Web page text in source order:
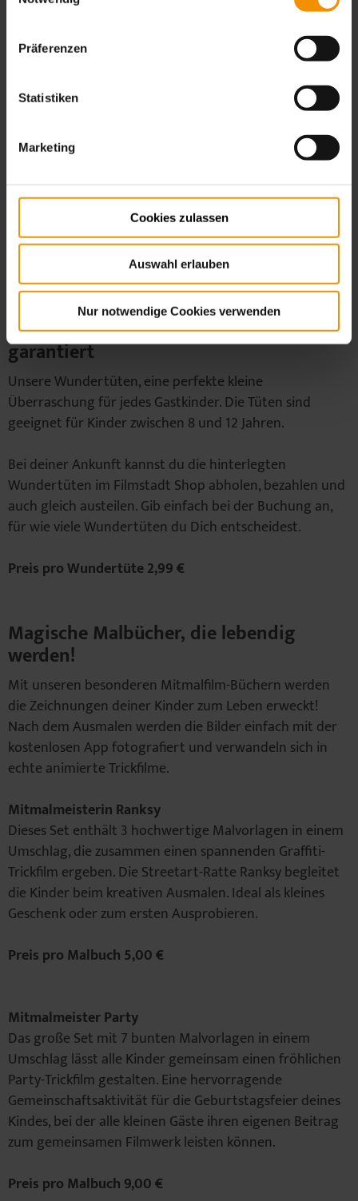
Präferenzen
Statistiken
Marketing
Cookies zulassen
Auswahl erlauben
Nur notwendige Cookies verwenden
einfach zum Kindergeburtstags-Special
Benötigst du noch Gastgeschenke für
Wundertüten - Freudenbringer
garantiert
Unsere Wundertüten, eine perfekte kleine
Überraschung für jedes Gastkinder. Die Tüten sind
geeignet für Kinder zwischen 8 und 12 Jahren.
Bei deiner Ankunft kannst du die hinterlegten
Wundertüten im Filmstadt Shop abholen, bezahlen und
auch gleich austeilen. Gib einfach bei der Buchung an,
für wie viele Wundertüten du Dich entscheidest.
Preis pro Wundertüte 2,99 €
Magische Malbücher, die lebendig
werden!
Mit unseren besonderen Mitmalfilm-Büchern werden
die Zeichnungen deiner Kinder zum Leben erweckt!
Nach dem Ausmalen werden die Bilder einfach mit der
kostenlosen App fotografiert und verwandeln sich in
echte animierte Trickfilme.
Mitmalmeisterin Ranksy
Dieses Set enthält 3 hochwertige Malvorlagen in einem
Umschlag, die zusammen einen spannenden Graffiti-
Trickfilm ergeben. Die Streetart-Ratte Ranksy begleitet
die Kinder beim kreativen Ausmalen. Ideal als kleines
Geschenk oder zum ersten Ausprobieren.
Preis pro Malbuch 5,00 €
Mitmalmeister Party
Das große Set mit 7 bunten Malvorlagen in einem
Umschlag lässt alle Kinder gemeinsam einen fröhlichen
Party-Trickfilm gestalten. Eine hervorragende
Gemeinschaftsaktivität für die Geburtstagsfeier deines
Kindes, bei der alle kleinen Gäste ihren eigenen Beitrag
zum gemeinsamen Filmwerk leisten können.
Preis pro Malbuch 9,00 €